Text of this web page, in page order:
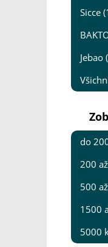
Sicce
Jebao
do
200
500
1500
5000